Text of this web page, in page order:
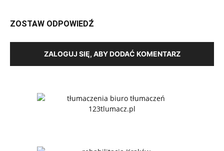
ZOSTAW ODPOWIEDŹ
ZALOGUJ SIĘ, ABY DODAĆ KOMENTARZ